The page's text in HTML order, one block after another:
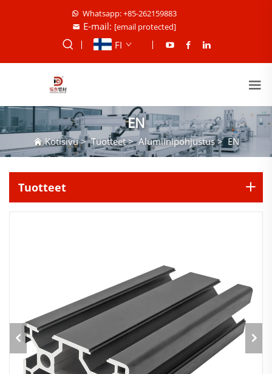
Whatsapp: +85-262159883
E-mail: [email protected]
FI
EN
Kotisivu>Tuotteet>Alumiinipohjustus>EN
Tuotteet